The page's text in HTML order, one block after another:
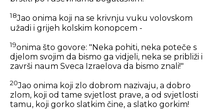
18Jao onima koji na se krivnju vuku volovskom
užadi i grijeh kolskim konopcem -
19onima što govore: "Neka pohiti, neka poteče s
djelom svojim da bismo ga vidjeli, neka se približi i
završi naum Sveca Izraelova da bismo znali!"
20Jao onima koji zlo dobrom nazivaju, a dobro
zlom, koji od tame svjetlost prave, a od svjetlosti
tamu, koji gorko slatkim čine, a slatko gorkim!